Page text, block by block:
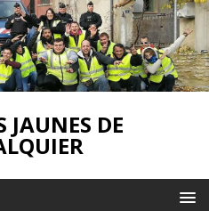
JAUNES DE